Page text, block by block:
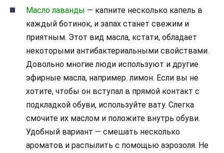
Масло лаванды — капните несколько капель в
каждый ботинок, и запах станет свежим и
приятным. Этот вид масла, кстати, обладает
некоторыми антибактериальными свойствами.
Довольно многие люди используют и другие
эфирные масла, например. лимон. Если вы не
хотите, чтобы он вступал в прямой контакт с
подкладкой обуви, используйте вату. Слегка
смочите их маслом и положите внутрь обуви.
Удобный вариант — смешать несколько
ароматов и распылить с помощью аэрозоля. Не